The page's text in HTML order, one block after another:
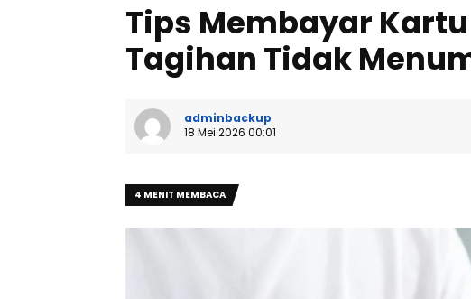
Tips Membayar
Tagihan Tidak
adminbackup
18 Mei 2026 00:01
4 MENIT MEMBACA